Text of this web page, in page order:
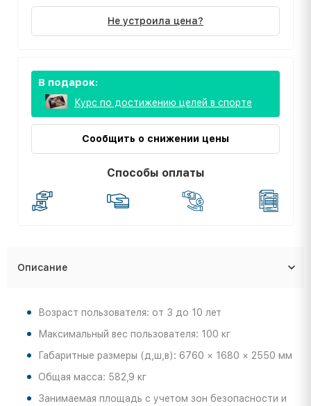
Не устроила цена?
В подарок:
Курс по достижению целей в спорте
Сообщить о снижении цены
Способы оплаты
Описание
Возраст пользователя: от 3 до 10 лет
Максимальный вес пользователя: 100 кг
Габаритные размеры (д,ш,в): 6760 × 1680 × 2550 мм
Общая масса: 582,9 кг
Занимаемая площадь с учетом зон безопасности и